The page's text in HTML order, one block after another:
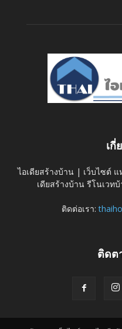
เกี่
ไอเดียสร้างบ้าน | เว็บไซต์
เดียสร้างบ้าน รีโนเวท
ติดต่อเรา:
ติดต